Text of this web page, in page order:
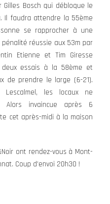
Bosch qui débloque le
Il faudra attendre la 55ème
se rapprocher à une
pénalité réussie aux 53m par
Etienne et Tim Giresse
essais à la 58ème et
de prendre le large (6-21).
Lescalmel, les locaux ne
Alors invaincue après 6
cet après-midi à la maison
ont rendez-vous à Mont-
Coup d’envoi 20h30 !